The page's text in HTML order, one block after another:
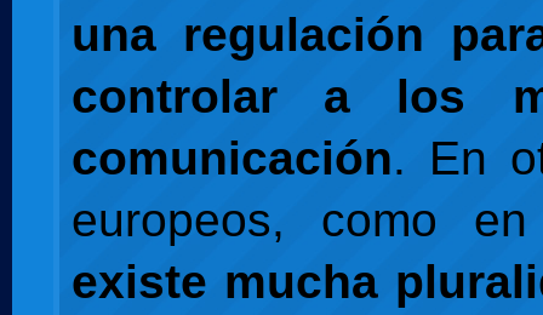
una regulación
controlar a los
comunicación. En
europeos, como
existe mucha